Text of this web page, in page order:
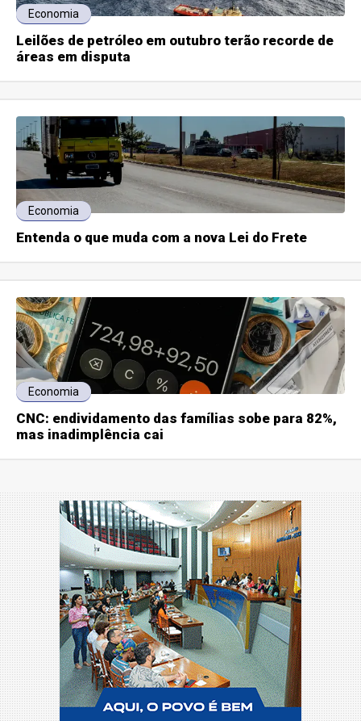
Economia
Leilões de petróleo em outubro terão recorde de
áreas em disputa
Economia
Entenda o que muda com a nova Lei do Frete
Economia
CNC: endividamento das famílias sobe para 82%,
mas inadimplência cai